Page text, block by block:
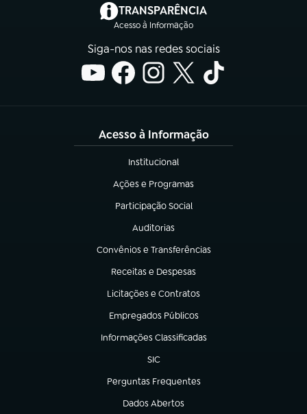
TRANSPARÊNCIA
Acesso à Informação
(abre em nova aba)
Siga-nos nas redes sociais
Acesso à Informação
Institucional
(abre em nova aba)
Ações e Programas
(abre em nova aba)
Participação Social
(abre em nova aba)
Auditorias
(abre em nova aba)
Convênios e Transferências
(abre em nova aba)
Receitas e Despesas
(abre em nova aba)
Licitações e Contratos
(abre em nova aba)
Empregados Públicos
(abre em nova aba)
Informações Classificadas
(abre em nova aba)
SIC
(abre em nova aba)
Perguntas Frequentes
(abre em nova aba)
Dados Abertos
(abre em nova aba)